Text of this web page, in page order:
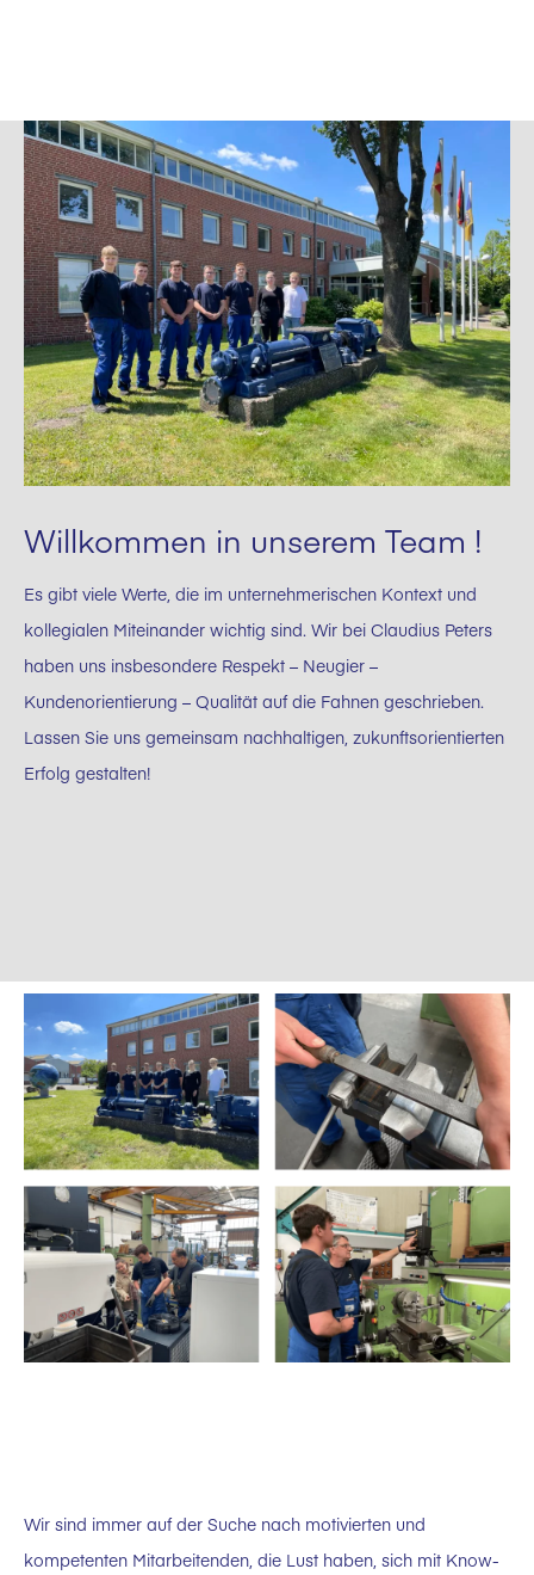
Willkommen in unserem Team !
Es gibt viele Werte, die im unternehmerischen Kontext und
kollegialen Miteinander wichtig sind. Wir bei Claudius Peters
haben uns insbesondere Respekt – Neugier –
Kundenorientierung – Qualität auf die Fahnen geschrieben.
Lassen Sie uns gemeinsam nachhaltigen, zukunftsorientierten
Erfolg gestalten!
Wir sind immer auf der Suche nach motivierten und
kompetenten Mitarbeitenden, die Lust haben, sich mit Know-